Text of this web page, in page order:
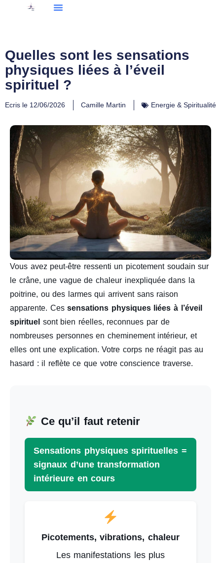
Quelles sont les sensations
physiques liées à l’éveil
spirituel ?
Ecris le 12/06/2026 Camille Martin Energie & Spiritualité
Vous avez peut-être ressenti un picotement soudain sur
le crâne, une vague de chaleur inexpliquée dans la
poitrine, ou des larmes qui arrivent sans raison
apparente. Cessensations physiques liées à l’éveil
spirituel sont bien réelles, reconnues par de
nombreuses personnes en cheminement intérieur, et
elles ont une explication. Votre corps ne réagit pas au
hasard : il reflète ce que votre conscience traverse.
Ce qu’il faut retenir
Sensations physiques spirituelles =
signaux d’une transformation
intérieure en cours
Picotements, vibrations, chaleur
Les manifestations les plus